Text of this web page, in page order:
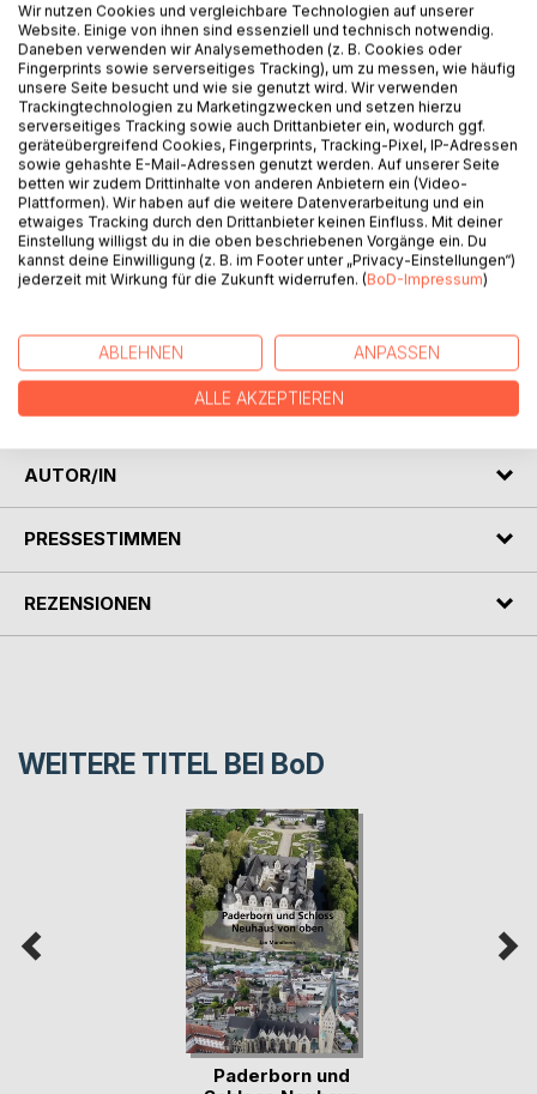
Legenden, Anekdoten und Geschichten aus Barcelona
Wann wurde Barcelonas "Gotisches Viertel" gotisch?
Wer ist Wilfried der Haarige?
Weswegen sind Heuschrecken für die Stadtheiligen
wichtig?
Welche Rolle spielt der Caga Tío an Weihnachten?
Wo fand Picasso seine "Damen von Avignon"?
Warum hat die Stadt einen George-Orwell-Platz?
Weshalb gibt es den Tag der Rosen und Bücher?
Und was verbindet den FC Barcelona mit einer
Diese und andere Fragen beantworten die Steine des
Geschichtenmosaiks und ermöglichen so ein ganz neues
Erleben der bunten Stadt am Mittelmeer.
AUTOR/IN
PRESSESTIMMEN
REZENSIONEN
WEITERE TITEL BEI BoD
Paderborn und
Wir nutzen Cookies und vergleichbare Technologien auf unserer
Website. Einige von ihnen sind essenziell und technisch notwendig.
Daneben verwenden wir Analysemethoden (z. B. Cookies oder
Fingerprints sowie serverseitiges Tracking), um zu messen, wie häufig
unsere Seite besucht und wie sie genutzt wird. Wir verwenden
Trackingtechnologien zu Marketingzwecken und setzen hierzu
serverseitiges Tracking sowie auch Drittanbieter ein, wodurch ggf.
geräteübergreifend Cookies, Fingerprints, Tracking-Pixel, IP-Adressen
sowie gehashte E-Mail-Adressen genutzt werden. Auf unserer Seite
betten wir zudem Drittinhalte von anderen Anbietern ein (Video-
Plattformen). Wir haben auf die weitere Datenverarbeitung und ein
etwaiges Tracking durch den Drittanbieter keinen Einfluss. Mit deiner
Einstellung willigst du in die oben beschriebenen Vorgänge ein. Du
kannst deine Einwilligung (z. B. im Footer unter „Privacy-Einstellungen“)
jederzeit mit Wirkung für die Zukunft widerrufen. (BoD-Impressum)
ABLEHNEN ANPASSEN
ALLE AKZEPTIEREN